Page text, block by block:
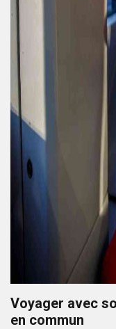
Voyager avec
en commun